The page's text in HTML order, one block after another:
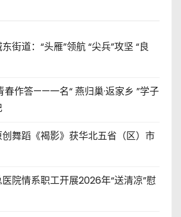
街道：“头雁”领航 “尖兵”攻坚 “良
春作答——一名“ 燕归巢·返家乡 ”学子
舞蹈《褐影》获华北五省（区）市
院情系职工开展2026年“送清凉”慰